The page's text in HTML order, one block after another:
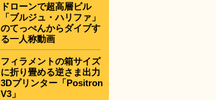
ドローンで超高層ビル
「ブルジュ・ハリファ」
のてっぺんからダイブす
る一人称動画
フィラメントの箱サイズ
に折り畳める逆さま出力
3Dプリンター「Positron
V3」